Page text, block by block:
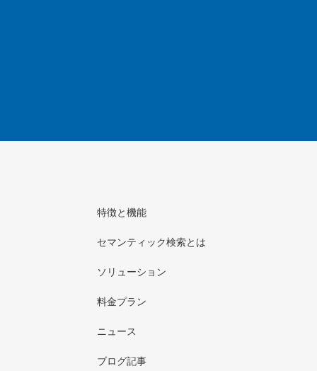
特徴と機能
セマンティック検索とは
ソリューション
料金プラン
ニュース
ブログ記事